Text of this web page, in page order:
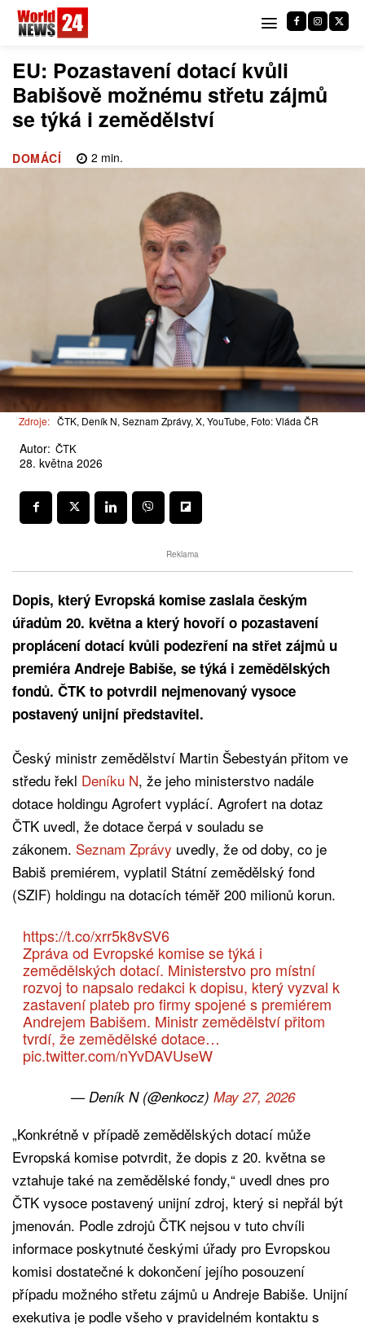
EU: Pozastavení dotací kvůli
Babišově možnému střetu zájmů
se týká i zemědělství
DOMÁCÍ 2 min.
Zdroje: ČTK, Deník N, Seznam Zprávy, X, YouTube, Foto: Vláda ČR
Autor: ČTK
28. května 2026
Reklama
Dopis, který Evropská komise zaslala českým
úřadům 20. května a který hovoří o pozastavení
proplácení dotací kvůli podezření na střet zájmů u
premiéra Andreje Babiše, se týká i zemědělských
fondů. ČTK to potvrdil nejmenovaný vysoce
postavený unijní představitel.
Český ministr zemědělství Martin Šebestyán přitom ve
středu řekl Deníku N, že jeho ministerstvo nadále
dotace holdingu Agrofert vyplácí. Agrofert na dotaz
ČTK uvedl, že dotace čerpá v souladu se
zákonem. Seznam Zprávy uvedly, že od doby, co je
Babiš premiérem, vyplatil Státní zemědělský fond
(SZIF) holdingu na dotacích téměř 200 milionů korun.
https://t.co/xrr5k8vSV6
Zpráva od Evropské komise se týká i
zemědělských dotací. Ministerstvo pro místní
rozvoj to napsalo redakci k dopisu, který vyzval k
zastavení plateb pro firmy spojené s premiérem
Andrejem Babišem. Ministr zemědělství přitom
tvrdí, že zemědělské dotace…
pic.twitter.com/nYvDAVUseW
— Deník N (@enkocz) May 27, 2026
„Konkrétně v případě zemědělských dotací může
Evropská komise potvrdit, že dopis z 20. května se
vztahuje také na zemědělské fondy,“ uvedl dnes pro
ČTK vysoce postavený unijní zdroj, který si nepřál být
jmenován. Podle zdrojů ČTK nejsou v tuto chvíli
informace poskytnuté českými úřady pro Evropskou
komisi dostatečné k dokončení jejího posouzení
případu možného střetu zájmů u Andreje Babiše. Unijní
exekutiva je podle všeho v pravidelném kontaktu s